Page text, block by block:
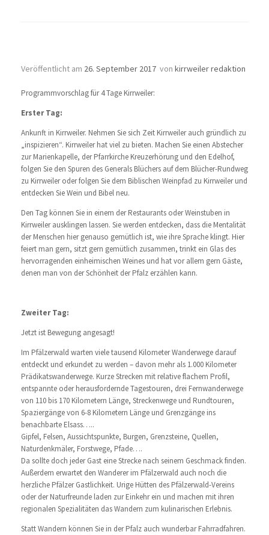
Veröffentlicht am 26. September 2017 von kirrweiler redaktion
Programmvorschlag für 4 Tage Kirrweiler:
Erster Tag:
Ankunft in Kirrweiler. Nehmen Sie sich Zeit Kirrweiler auch gründlich zu
„inspizieren“. Kirrweiler hat viel zu bieten. Machen Sie einen Abstecher
zur Marienkapelle, der Pfarrkirche Kreuzerhörung und den Edelhof,
folgen Sie den Spuren des Generals Blüchers auf dem Blücher-Rundweg
zu Kirrweiler oder folgen Sie dem Biblischen Weinpfad zu Kirrweiler und
entdecken Sie Wein und Bibel neu.
Den Tag können Sie in einem der Restaurants oder Weinstuben in
Kirrweiler ausklingen lassen. Sie werden entdecken, dass die Mentalität
der Menschen hier genauso gemütlich ist, wie ihre Sprache klingt. Hier
feiert man gern, sitzt gern gemütlich zusammen, trinkt ein Glas des
hervorragenden einheimischen Weines und hat vor allem gern Gäste,
denen man von der Schönheit der Pfalz erzählen kann.
Zweiter Tag:
Jetzt ist Bewegung angesagt!
Im Pfälzerwald warten viele tausend Kilometer Wanderwege darauf
entdeckt und erkundet zu werden – davon mehr als 1.000 Kilometer
Prädikatswanderwege. Kurze Strecken mit relative flachem Profil,
entspannte oder herausfordernde Tagestouren, drei Fernwanderwege
von 110 bis 170 Kilometern Länge, Streckenwege und Rundtouren,
Spaziergänge von 6-8 Kilometern Länge und Grenzgänge ins
benachbarte Elsass…..
Gipfel, Felsen, Aussichtspunkte, Burgen, Grenzsteine, Quellen,
Naturdenkmäler, Forstwege, Pfade….
Da sollte doch jeder Gast eine Strecke nach seinem Geschmack finden.
Außerdem erwartet den Wanderer im Pfälzerwald auch noch die
herzliche Pfälzer Gastlichkeit. Urige Hütten des Pfälzerwald-Vereins
oder der Naturfreunde laden zur Einkehr ein und machen mit ihren
regionalen Spezialitäten das Wandern zum kulinarischen Erlebnis.
Statt Wandern können Sie in der Pfalz auch wunderbar Fahrradfahren.